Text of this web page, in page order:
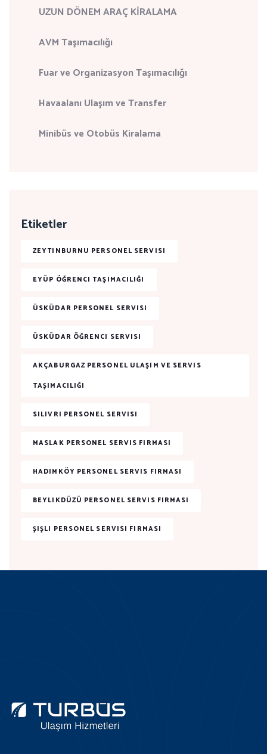
UZUN DÖNEM ARAÇ KİRALAMA
AVM Taşımacılığı
Fuar ve Organizasyon Taşımacılığı
Havaalanı Ulaşım ve Transfer
Minibüs ve Otobüs Kiralama
Etiketler
ZEYTINBURNU PERSONEL SERVISI
EYÜP ÖĞRENCI TAŞIMACILIĞI
ÜSKÜDAR PERSONEL SERVISI
ÜSKÜDAR ÖĞRENCI SERVISI
AKÇABURGAZ PERSONEL ULAŞIM VE SERVIS
TAŞIMACILIĞI
SILIVRI PERSONEL SERVISI
MASLAK PERSONEL SERVIS FIRMASI
HADIMKÖY PERSONEL SERVIS FIRMASI
BEYLIKDÜZÜ PERSONEL SERVIS FIRMASI
ŞIŞLI PERSONEL SERVISI FIRMASI